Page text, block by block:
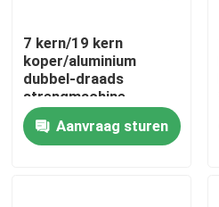
Thuis
7 kern/19 kern
koper/aluminium
dubbel-draads
strengmachine
afname 1250mm,
1600mmAanvraag sturen